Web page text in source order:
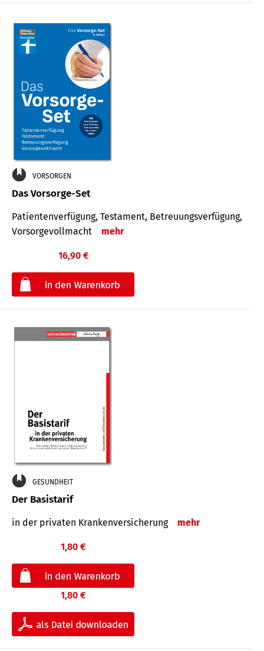
VORSORGEN
Das Vorsorge-Set
Patienten­ver­fügung, Testa­ment, Be­treuungs­verfü­gung,
Vor­sorge­voll­macht
mehr
16,90 €
GESUNDHEIT
Der Basistarif
in der privaten Kran­ken­ver­siche­rung mehr
1,80 €
1,80 €